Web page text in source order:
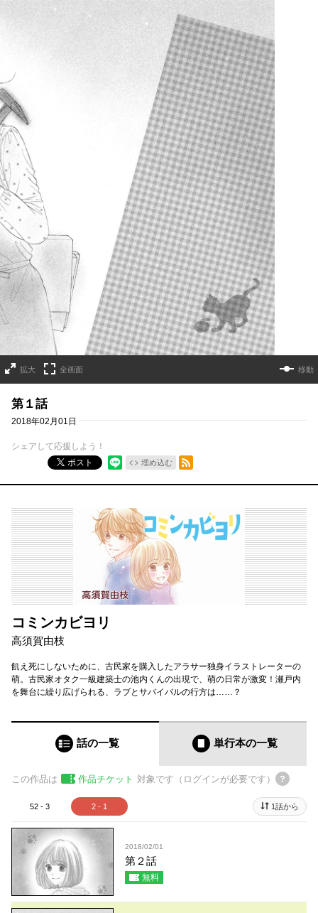
拡大 全画面 移動
第１話
2018年02月01日
シェアして応援しよう！
ポスト
埋め込む
RSSフィード
コミンカビヨリ
高須賀由枝
飢え死にしないために、古民家を購入したアラサー独身イラストレーターの
萌。古民家オタク一級建築士の池内くんの出現で、萌の日常が激変！瀬戸内
を舞台に繰り広げられる、ラブとサバイバルの行方は……？
話の一覧 単行本の一覧
この作品は 作品チケット 対象です（ログインが必要です）
52 - 3 2 - 1 1話から
2018/02/01
第２話
無料